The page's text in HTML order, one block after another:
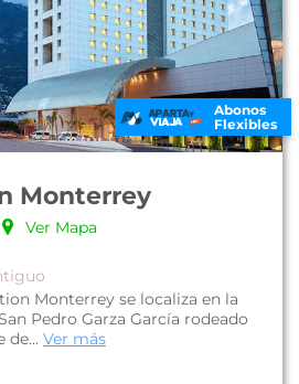
Abonos
Flexibles
Monterrey
Ver Mapa
Monterrey se localiza en la
Pedro Garza García rodeado
de... Ver más